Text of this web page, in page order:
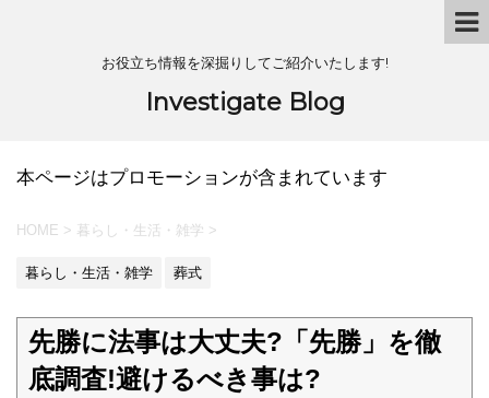
お役立ち情報を深掘りしてご紹介いたします!
Investigate Blog
本ページはプロモーションが含まれています
HOME > 暮らし・生活・雑学 >
暮らし・生活・雑学 葬式
先勝に法事は大丈夫?「先勝」を徹
底調査!避けるべき事は?